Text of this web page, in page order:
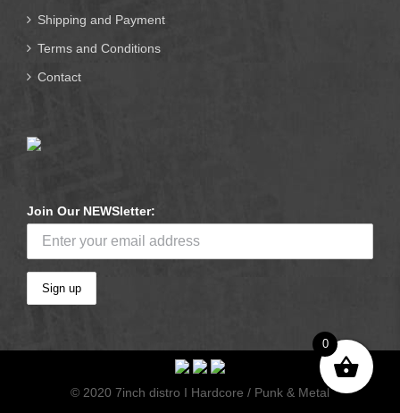
Shipping and Payment
Terms and Conditions
Contact
Join Our NEWSletter:
© 2020 7inch distro I Hardcore / Punk & Metal
0